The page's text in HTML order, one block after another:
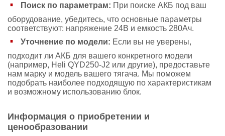
Поиск по параметрам: При поиске АКБ под ваш
оборудование, убедитесь, что основные параметры
соответствуют: напряжение 24В и емкость 280Ач.
Уточнение по модели: Если вы не уверены,
подходит ли АКБ для вашего конкретного модели
(например, Heli QYD250-J2 или другие), предоставьте
нам марку и модель вашего тягача. Мы поможем
подобрать наиболее подходящую по характеристикам
и возможному использованию блок.
Информация о приобретении и
ценообразовании